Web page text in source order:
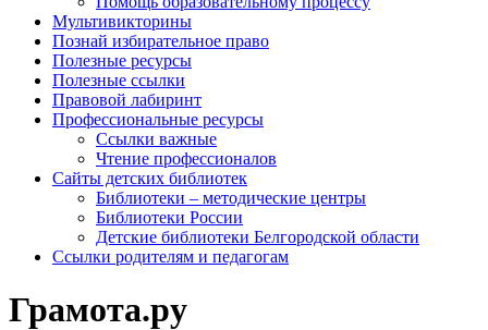
Мультивикторины
Познай избирательное право
Полезные ресурсы
Полезные ссылки
Правовой лабиринт
Профессиональные ресурсы
Ссылки важные
Чтение профессионалов
Сайты детских библиотек
Библиотеки – методические центры
Библиотеки России
Детские библиотеки Белгородской области
Ссылки родителям и педагогам
Грамота.ру